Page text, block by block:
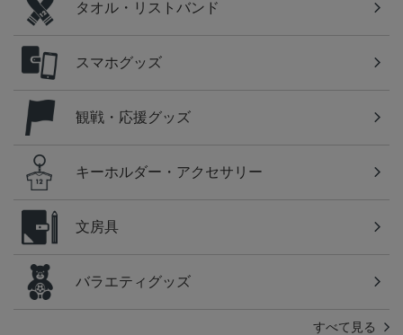
タオル・リストバンド
スマホグッズ
観戦・応援グッズ
キーホルダー・アクセサリー
文房具
バラエティグッズ
すべて見る